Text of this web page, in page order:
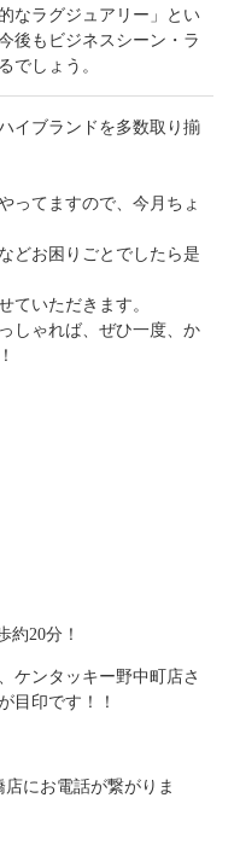
なラグジュアリー」とい
後もビジネスシーン・ラ
でしょう。
イブランドを多数取り揃
ってますので、今月ちょ
どお困りごとでしたら是
ていただきます。
しゃれば、ぜひ一度、か
約20分！
ケンタッキー野中町店さ
目印です！！
店にお電話が繋がりま